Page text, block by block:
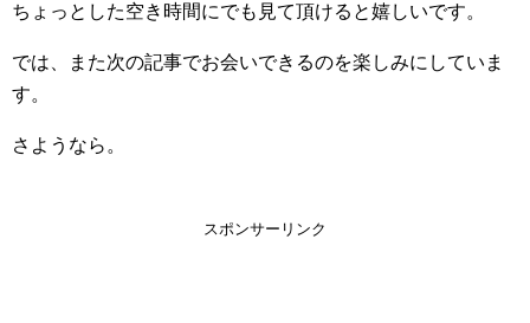
ちょっとした空き時間にでも見て頂けると嬉しいです。
では、また次の記事でお会いできるのを楽しみにしていま
す。
さようなら。
スポンサーリンク